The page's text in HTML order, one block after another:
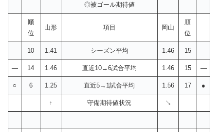
◎被ゴール期待値
順
位
山形 項目 岡山
順
位
— 10 1.41 シーズン平均 1.46 15 —
— 14 1.46 直近10→6試合平均 1.46 15 —
○ 6 1.25 直近5→1試合平均 1.56 17 ●
↑ 守備期待値状況 ↘